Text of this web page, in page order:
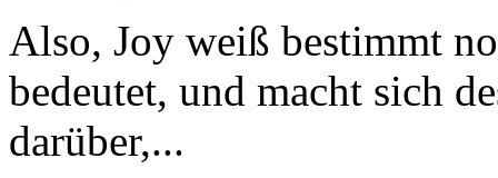
Also, Joy weiß bestimmt
bedeutet, und macht sich
darüber,...